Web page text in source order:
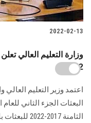
2022-02-13
2022
اعتمد وزير التعليم
الثامنة